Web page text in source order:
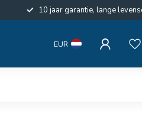
10 jaar garantie, lange
EUR